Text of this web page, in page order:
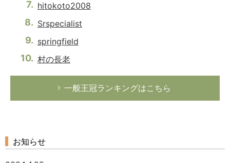
hitokoto2008
Srspecialist
springfield
村の長老
一般王冠ランキングはこちら
お知らせ